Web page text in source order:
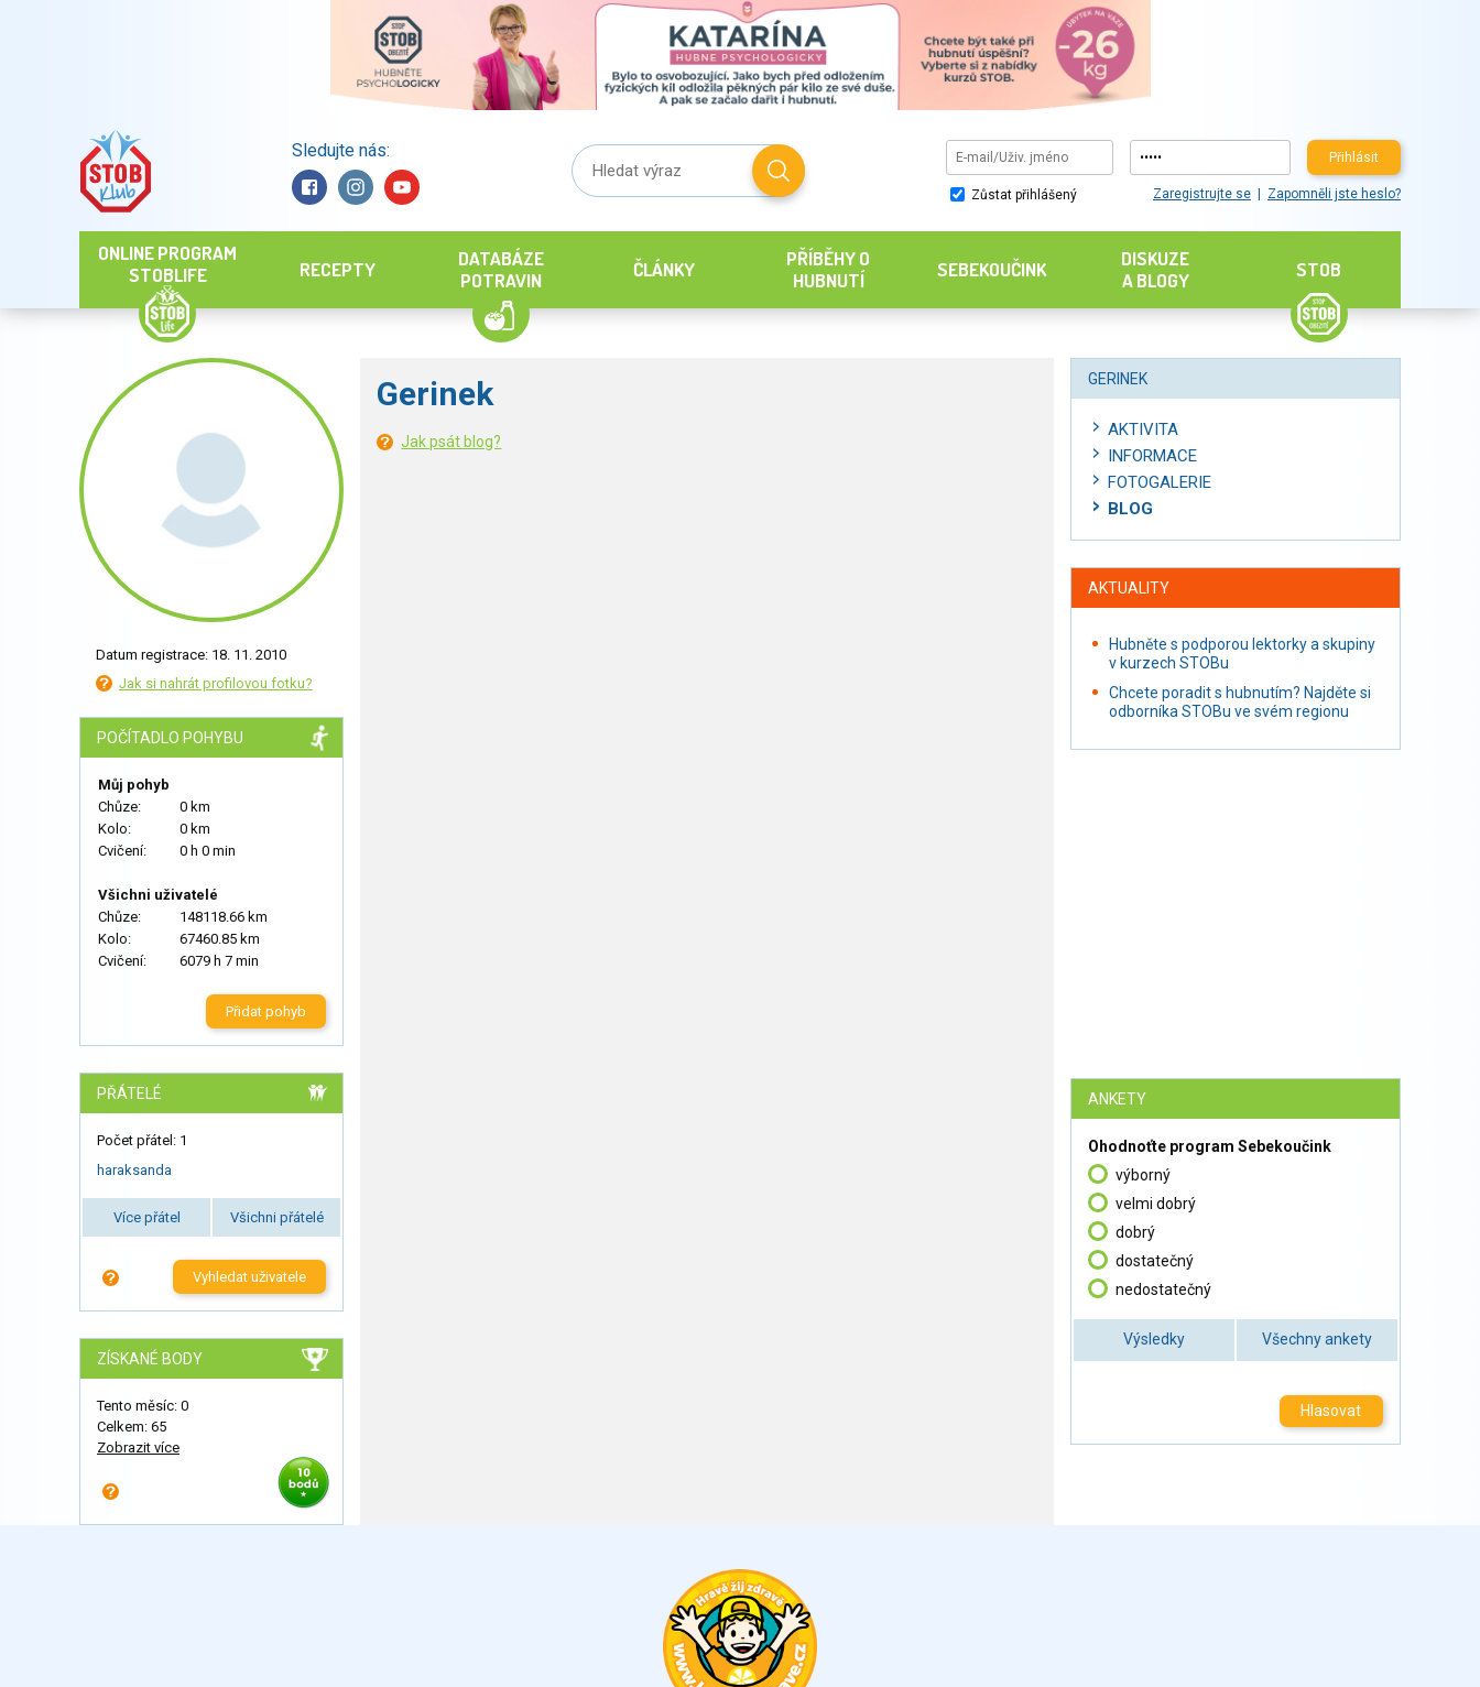
Sledujte nás: Přihlásit
Zůstat přihlášený Zaregistrujte se Zapomněli jste heslo?
ONLINE PROGRAM
STOBLIFE
RECEPTY
DATABÁZE
POTRAVIN
ČLÁNKY
PŘÍBĚHY O
HUBNUTÍ
SEBEKOUČINK
DISKUZE
A BLOGY
STOB
Datum registrace: 18. 11. 2010
Jak si nahrát profilovou fotku?
POČÍTADLO POHYBU
Můj pohyb
Chůze:
0 km
Kolo:
0 km
Cvičení:
0 h 0 min
Všichni uživatelé
Chůze:
148118.66 km
Kolo:
67460.85 km
Cvičení:
6079 h 7 min
Přidat pohyb
PŘÁTELÉ
Počet přátel: 1
haraksanda
Více přátel Všichni přátelé
Vyhledat uživatele
ZÍSKANÉ BODY
Tento měsíc: 0
Celkem: 65
Zobrazit více
Gerinek
Jak psát blog?
GERINEK
AKTIVITA
INFORMACE
FOTOGALERIE
BLOG
AKTUALITY
Hubněte s podporou lektorky a skupiny
v kurzech STOBu
Chcete poradit s hubnutím? Najděte si
odborníka STOBu ve svém regionu
ANKETY
Ohodnoťte program Sebekoučink
výborný
velmi dobrý
dobrý
dostatečný
nedostatečný
Výsledky Všechny ankety
Hlasovat